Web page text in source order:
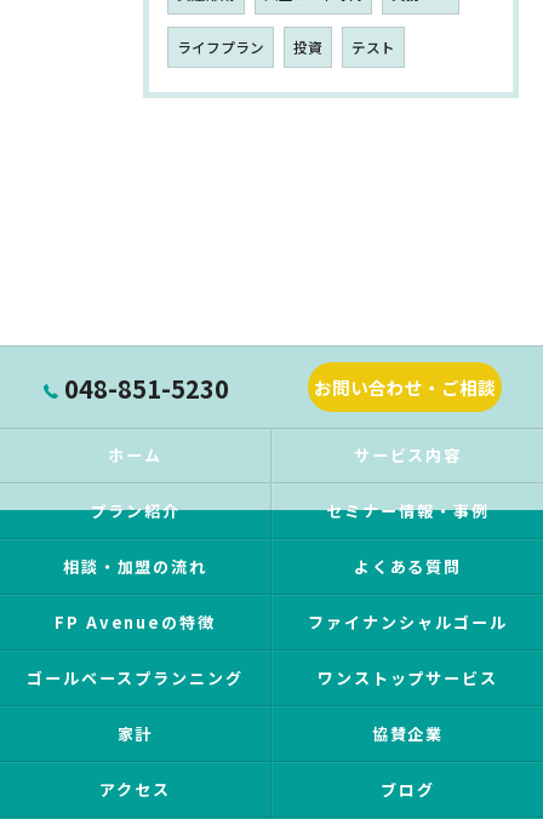
ライフプラン 投資 テスト
048-851-5230 お問い合わせ・ご相談
ホーム サービス内容
プラン紹介 セミナー情報・事例
相談・加盟の流れ よくある質問
FP Avenueの特徴 ファイナンシャルゴール
ゴールベースプランニング ワンストップサービス
家計 協賛企業
アクセス ブログ